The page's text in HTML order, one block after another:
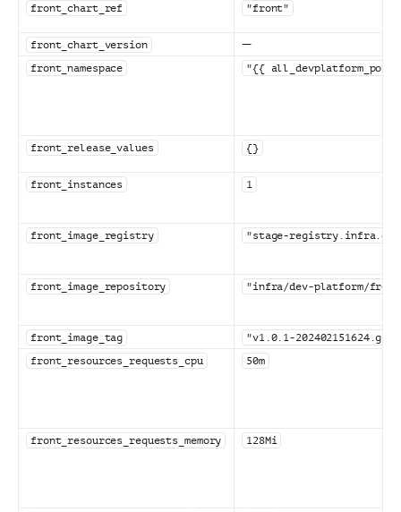
front_chart_ref "front"
front_chart_version
—
front_namespace
"{{
front_release_values {}
front_instances 1
front_image_registry "stage-
front_image_repository "infra/dev-platform/
front_image_tag
"v1.0.1-
front_resources_requests_cpu
50m
front_resources_requests_memory 128Mi